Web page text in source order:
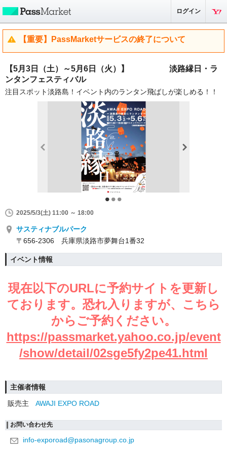
ログイン
【重要】PassMarketサービスの終了について
【5月3日（土）～5月6日（火）】 淡路縁日・ラ
ンタンフェスティバル
注目スポット淡路島！イベント内のランタン飛ばしが楽しめる！！
2025/5/3(土) 11:00 ～ 18:00
サスティナブルパーク
〒656-2306 兵庫県淡路市夢舞台1番32
イベント情報
現在以下のURLに予約サイトを更新し
ております。恐れ入りますが、こちら
からご予約ください。
https://passmarket.yahoo.co.jp/event
/show/detail/02sge5fy2pe41.html
主催者情報
販売主
AWAJI EXPO ROAD
お問い合わせ先
info-exporoad@pasonagroup.co.jp